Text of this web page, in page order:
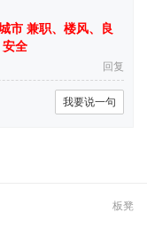
市 兼职、楼风、良
全
回复
我要说一句
板凳